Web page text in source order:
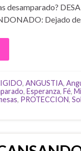
desamparado?
Dejado
, ANGUSTIA,
, Esperanza, Fé,
, PROTECCION,